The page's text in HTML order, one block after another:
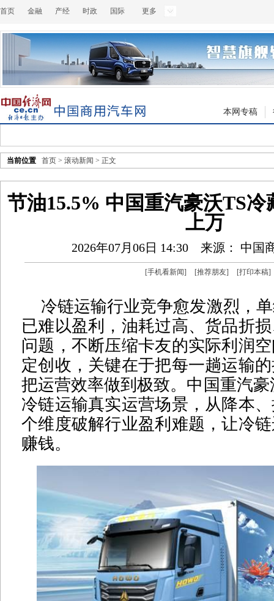
首页 金融 产经 时政 国际 更多
本网专稿
当前位置 首页 > 滚动新闻 > 正文
节油15.5% 中国重汽豪沃TS
上万
2026年07月06日 14:30 来源： 中国
[手机看新闻] [推荐朋友] [打印本稿]
冷链运输行业竞争愈发激烈，
已难以盈利，油耗过高、货品折
问题，不断压缩卡友的实际利润
定创收，关键在于把每一趟运输
把运营效率做到极致。中国重汽
冷链运输真实运营场景，从降本
个维度破解行业盈利难题，让冷
赚钱。